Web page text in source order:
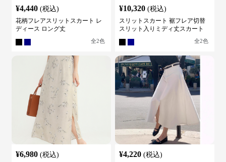
¥4,440 (税込)
花柄フレアスリットスカート レ
ディース ロング丈
全2色
¥10,320 (税込)
スリットスカート 裾フレア切替
スリット入りミディ丈スカート
全2色
¥6,980 (税込) ¥4,220 (税込)